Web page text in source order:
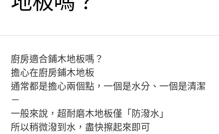
廚房適合鋪木地板嗎？
擔心在廚房鋪木地板
通常都是擔心兩個點，一個是水分、一個是清潔
－
一般來說，超耐磨木地板僅「防潑水」
所以稍微潑到水，盡快擦起來即可